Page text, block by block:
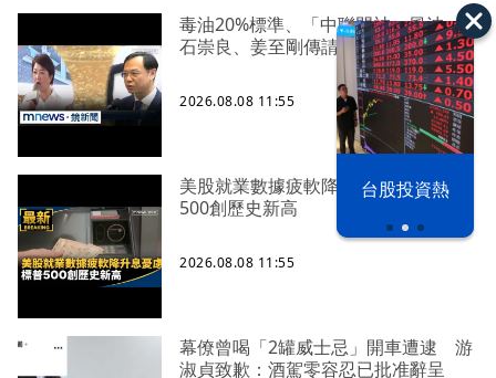
漢光42演習 台股投資熱
毒油20%標準、「中聯門神」風波
石崇良、姜至剛傳請辭
2026.08.08 11:55
美股就業數據疲軟降升息憂慮 標普
500創歷史新高
2026.08.08 11:55
幕僚曾喝「2罐威士忌」開車遭逮 游
淑貞致歉：酒駕零容忍已批准辭呈